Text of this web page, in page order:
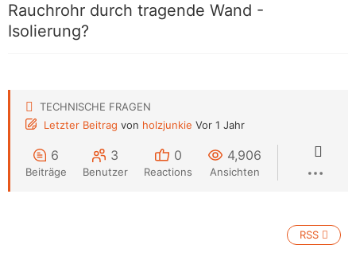
Rauchrohr durch tragende Wand -
Isolierung?
TECHNISCHE FRAGEN
Letzter Beitrag von holzjunkie Vor 1 Jahr
6
Beiträge
3
Benutzer
0
Reactions
4,906
Ansichten
RSS